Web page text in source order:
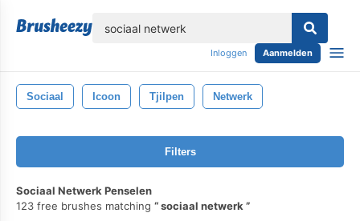
Inloggen Aanmelden
Sociaal Icoon Tjilpen Netwerk
Filters
Sociaal Netwerk Penselen
123 free brushes matching
sociaal netwerk